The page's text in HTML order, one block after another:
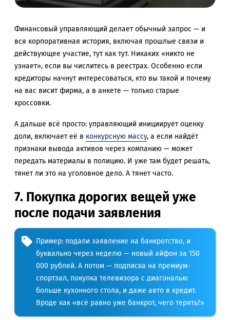
Финансовый управляющий делает обычный запрос — и
вся корпоративная история, включая прошлые связи и
действующее участие, тут как тут. Никаких «никто не
узнает», если вы числитесь в реестрах. Особенно если
кредиторы начнут интересоваться, кто вы такой и почему
на вас висит фирма, а в анкете — только старые
кроссовки.
А дальше всё просто: управляющий инициирует оценку
доли, включает её в конкурсную массу, а если найдёт
признаки вывода активов через компанию — может
передать материалы в полицию. И уже там будет решать,
тянет ли это на уголовное дело. А тянет часто.
7. Покупка дорогих вещей уже
после подачи заявления
Пример: подали заявление на банкротство, и
буквально через неделю — новый айфон за 150
000 рублей. А потом — подписка на премиум-
спортзал, покупка телевизора с диагональю
больше кухонного стола, и даже авто в кредит.
Вроде как «всё равно уже банкрот, чего терять?»